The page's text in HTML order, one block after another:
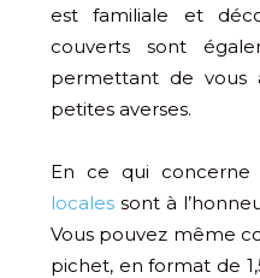
est familiale et
couverts sont
permettant de vous
petites averses.
En ce qui concerne
locales sont à
Vous pouvez même
pichet, en format de